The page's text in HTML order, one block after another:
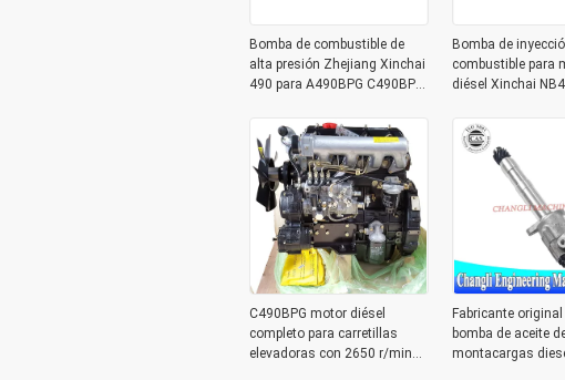
Bomba de combustible de
alta presión Zhejiang Xinchai
490 para A490BPG C490BPG
BH4Q80R8
Bomba de
combustible para
diésel Xinchai
carretilla elevadora
C490BPG motor diésel
completo para carretillas
elevadoras con 2650 r/min
Fabricante original
bomba de aceite
montacargas